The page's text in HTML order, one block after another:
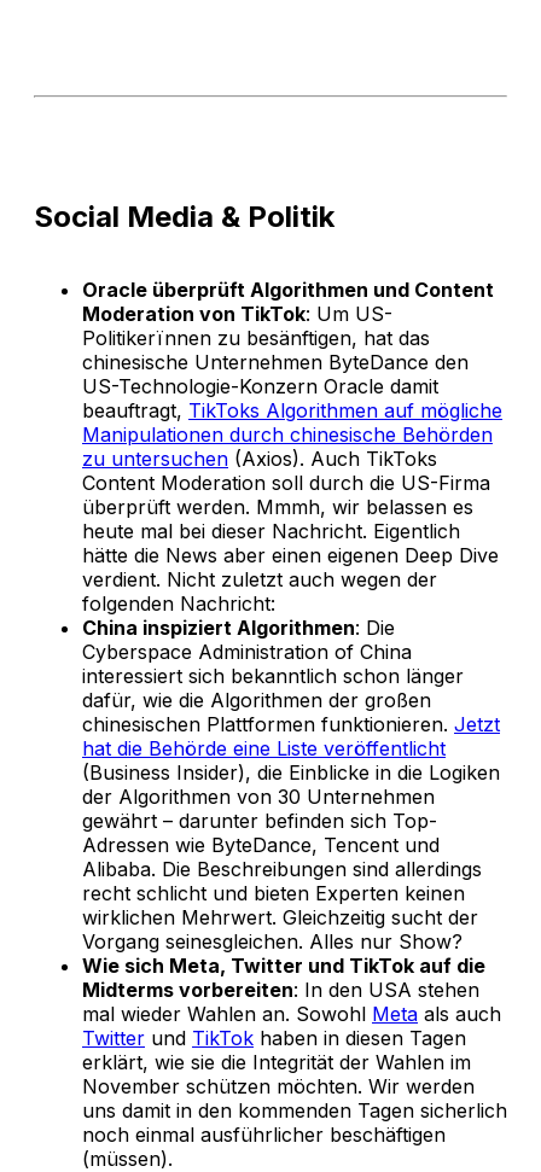
Social Media & Politik
Oracle überprüft Algorithmen und Content
Moderation von TikTok: Um US-
Politikerïnnen zu besänftigen, hat das
chinesische Unternehmen ByteDance den
US-Technologie-Konzern Oracle damit
beauftragt, TikToks Algorithmen auf mögliche
Manipulationen durch chinesische Behörden
zu untersuchen (Axios). Auch TikToks
Content Moderation soll durch die US-Firma
überprüft werden. Mmmh, wir belassen es
heute mal bei dieser Nachricht. Eigentlich
hätte die News aber einen eigenen Deep Dive
verdient. Nicht zuletzt auch wegen der
folgenden Nachricht:
China inspiziert Algorithmen: Die
Cyberspace Administration of China
interessiert sich bekanntlich schon länger
dafür, wie die Algorithmen der großen
chinesischen Plattformen funktionieren. Jetzt
hat die Behörde eine Liste veröffentlicht
(Business Insider), die Einblicke in die Logiken
der Algorithmen von 30 Unternehmen
gewährt – darunter befinden sich Top-
Adressen wie ByteDance, Tencent und
Alibaba. Die Beschreibungen sind allerdings
recht schlicht und bieten Experten keinen
wirklichen Mehrwert. Gleichzeitig sucht der
Vorgang seinesgleichen. Alles nur Show?
Wie sich Meta, Twitter und TikTok auf die
Midterms vorbereiten: In den USA stehen
mal wieder Wahlen an. Sowohl Meta als auch
Twitter und TikTok haben in diesen Tagen
erklärt, wie sie die Integrität der Wahlen im
November schützen möchten. Wir werden
uns damit in den kommenden Tagen sicherlich
noch einmal ausführlicher beschäftigen
(müssen).